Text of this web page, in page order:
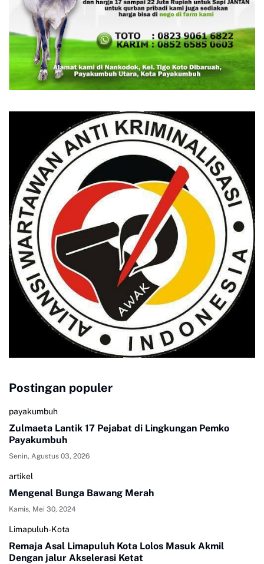
Postingan populer
payakumbuh
Zulmaeta Lantik 17 Pejabat di Lingkungan Pemko
Payakumbuh
Senin, Agustus 03, 2026
artikel
Mengenal Bunga Bawang Merah
Kamis, Mei 30, 2024
Limapuluh-Kota
Remaja Asal Limapuluh Kota Lolos Masuk Akmil
Dengan jalur Akselerasi Ketat